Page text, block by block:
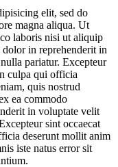
elit, sed do
magna aliqua. Ut
laboris nisi ut aliquip
in reprehenderit in
pariatur. Excepteur
culpa qui officia
quis nostrud
ea commodo
in voluptate velit
sint occaecat
deserunt mollit anim
iste natus error sit